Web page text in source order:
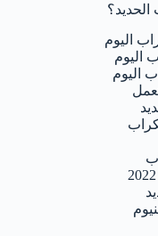
اليوم
اليوم
اليوم